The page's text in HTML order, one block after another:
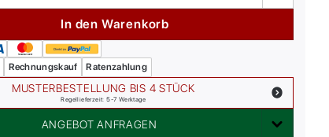
In den Warenkorb
Rechnungskauf Ratenzahlung
MUSTERBESTELLUNG BIS 4 STÜCK
Regellieferzeit: 5-7 Werktage
ANGEBOT ANFRAGEN